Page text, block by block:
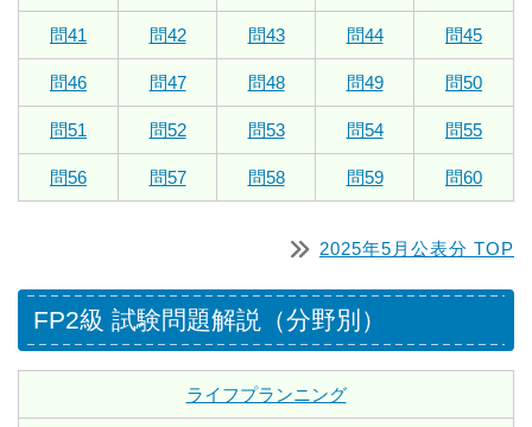
問41 問42 問43 問44 問45
問46 問47 問48 問49 問50
問51 問52 問53 問54 問55
問56 問57 問58 問59 問60
2025年5月公表分 TOP
FP2級 試験問題解説（分野別）
ライフプランニング